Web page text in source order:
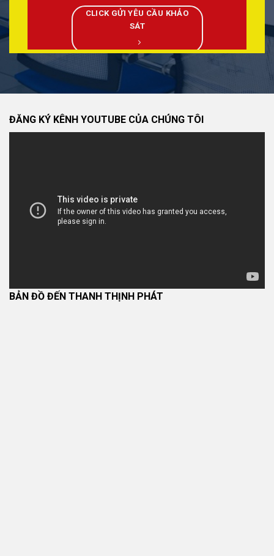
CLICK GỬI YÊU CẦU KHẢO
SÁT
ĐĂNG KÝ KÊNH YOUTUBE CỦA CHÚNG TÔI
BẢN ĐỒ ĐẾN THANH THỊNH PHÁT